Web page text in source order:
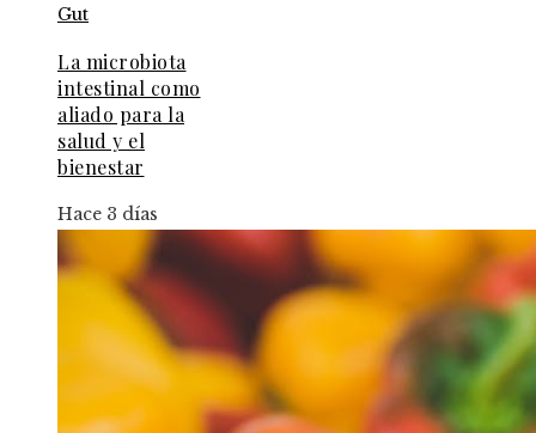
La microbiota
intestinal como
aliado para la
salud y el
bienestar
Hace 3 días